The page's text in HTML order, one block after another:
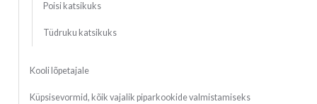
Poisi katsikuks
Tüdruku katsikuks
Kooli lõpetajale
Küpsisevormid, kõik vajalik piparkookide valmistamiseks